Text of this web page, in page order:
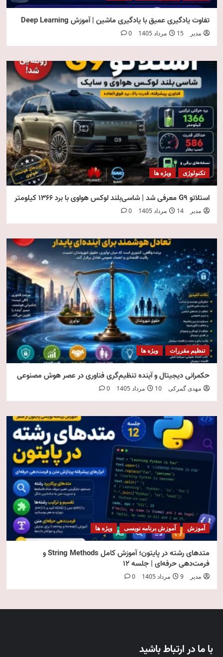
تفاوت یادگیری عمیق با یادگیری ماشین | آموزش Deep Learning
مدیر 15 مرداد 1405 0
تکنولوژی ویژه ها
استلاتو G9 معرفی شد | شاسی‌بلند لوکس هواوی با برد ۱۳۶۶ کیلومتر
مدیر 14 مرداد 1405 0
تنظیم مقررات ویژه ها
حکمرانی دیجیتال و آینده تنظیم‌گری فناوری در عصر هوش مصنوعی
مهدی گمرکی 10 مرداد 1405 0
آموزش آموزش برنامه نویسی ویژه ها
متدهای رشته در پایتون؛ آموزش کامل String Methods و
فرمت‌دهی حرفه‌ای | جلسه ۱۲
مدیر 9 مرداد 1405 0
با ما در ارتباط باشید